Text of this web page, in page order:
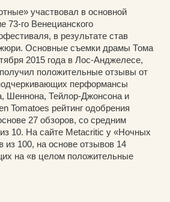
участвовал в основной
73-го Венецианского
в результате став
Основные съемки драмы Тома
2015 года в Лос-Анджелесе,
положительные отзывы от
перформансы
Шеннона, Тейлор-Джонсона и
Tomatoes рейтинг одобрения
27 обзоров, со средним
10. На сайте Metacritic у «Ночных
100, на основе отзывов 14
на «в целом положительные